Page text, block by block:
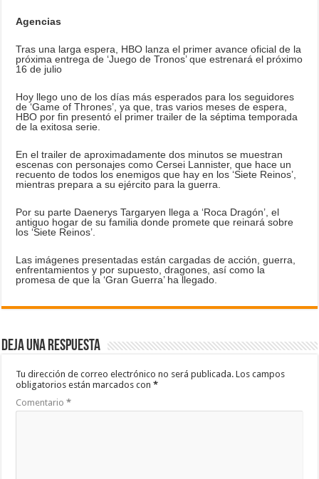
Agencias
Tras una larga espera, HBO lanza el primer avance oficial de la
próxima entrega de ‘Juego de Tronos’ que estrenará el próximo
16 de julio
Hoy llego uno de los días más esperados para los seguidores
de ‘Game of Thrones’, ya que, tras varios meses de espera,
HBO por fin presentó el primer trailer de la séptima temporada
de la exitosa serie.
En el trailer de aproximadamente dos minutos se muestran
escenas con personajes como Cersei Lannister, que hace un
recuento de todos los enemigos que hay en los ‘Siete Reinos’,
mientras prepara a su ejército para la guerra.
Por su parte Daenerys Targaryen llega a ‘Roca Dragón’, el
antiguo hogar de su familia donde promete que reinará sobre
los ‘Siete Reinos’.
Las imágenes presentadas están cargadas de acción, guerra,
enfrentamientos y por supuesto, dragones, así como la
promesa de que la ‘Gran Guerra’ ha llegado.
Deja una respuesta
Tu dirección de correo electrónico no será publicada. Los campos
obligatorios están marcados con*
Comentario*